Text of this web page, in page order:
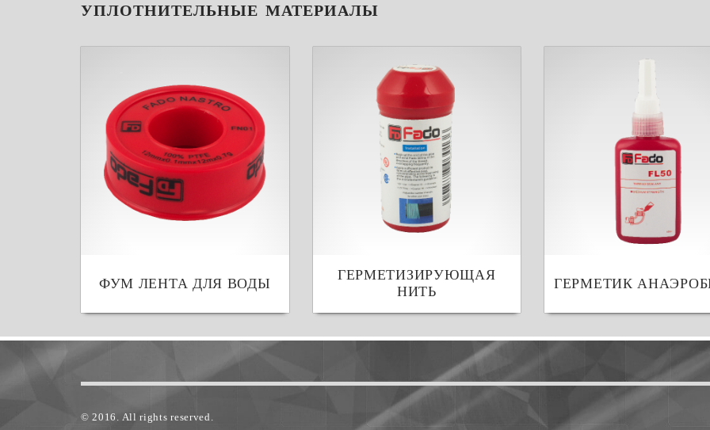
УПЛОТНИТЕЛЬНЫЕ МАТЕРИАЛЫ
ФУМ ЛЕНТА ДЛЯ ВОДЫ
ГЕРМЕТИЗИРУЮЩАЯ
НИТЬ
ГЕРМЕТИК
© 2016. All rights reserved.